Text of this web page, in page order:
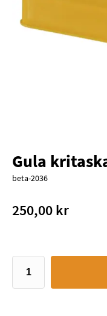
Gula
beta-2036
250,00 kr